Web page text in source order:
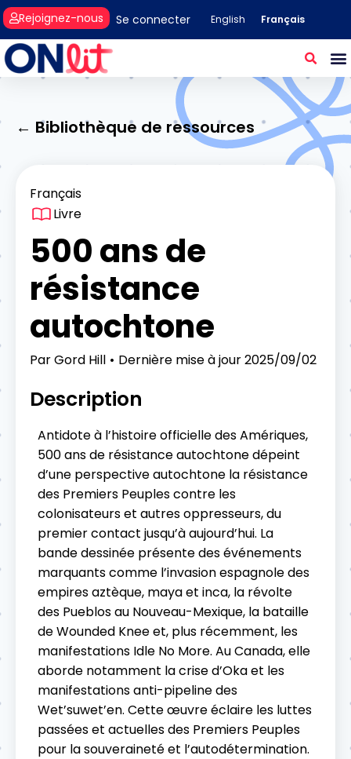
Se connecter
Rejoignez-nous English Français
← Bibliothèque de ressources
Français
Livre
500 ans de
résistance
autochtone
ParGord Hill Dernière mise à jour2025/09/02
Description
Antidote à l’histoire officielle des Amériques,
500 ans de résistance autochtone dépeint
d’une perspective autochtone la résistance
des Premiers Peuples contre les
colonisateurs et autres oppresseurs, du
premier contact jusqu’à aujourd’hui. La
bande dessinée présente des événements
marquants comme l’invasion espagnole des
empires aztèque, maya et inca, la révolte
des Pueblos au Nouveau-Mexique, la bataille
de Wounded Knee et, plus récemment, les
manifestations Idle No More. Au Canada, elle
aborde notamment la crise d’Oka et les
manifestations anti-pipeline des
Wet’suwet’en. Cette œuvre éclaire les luttes
passées et actuelles des Premiers Peuples
pour la souveraineté et l’autodétermination.